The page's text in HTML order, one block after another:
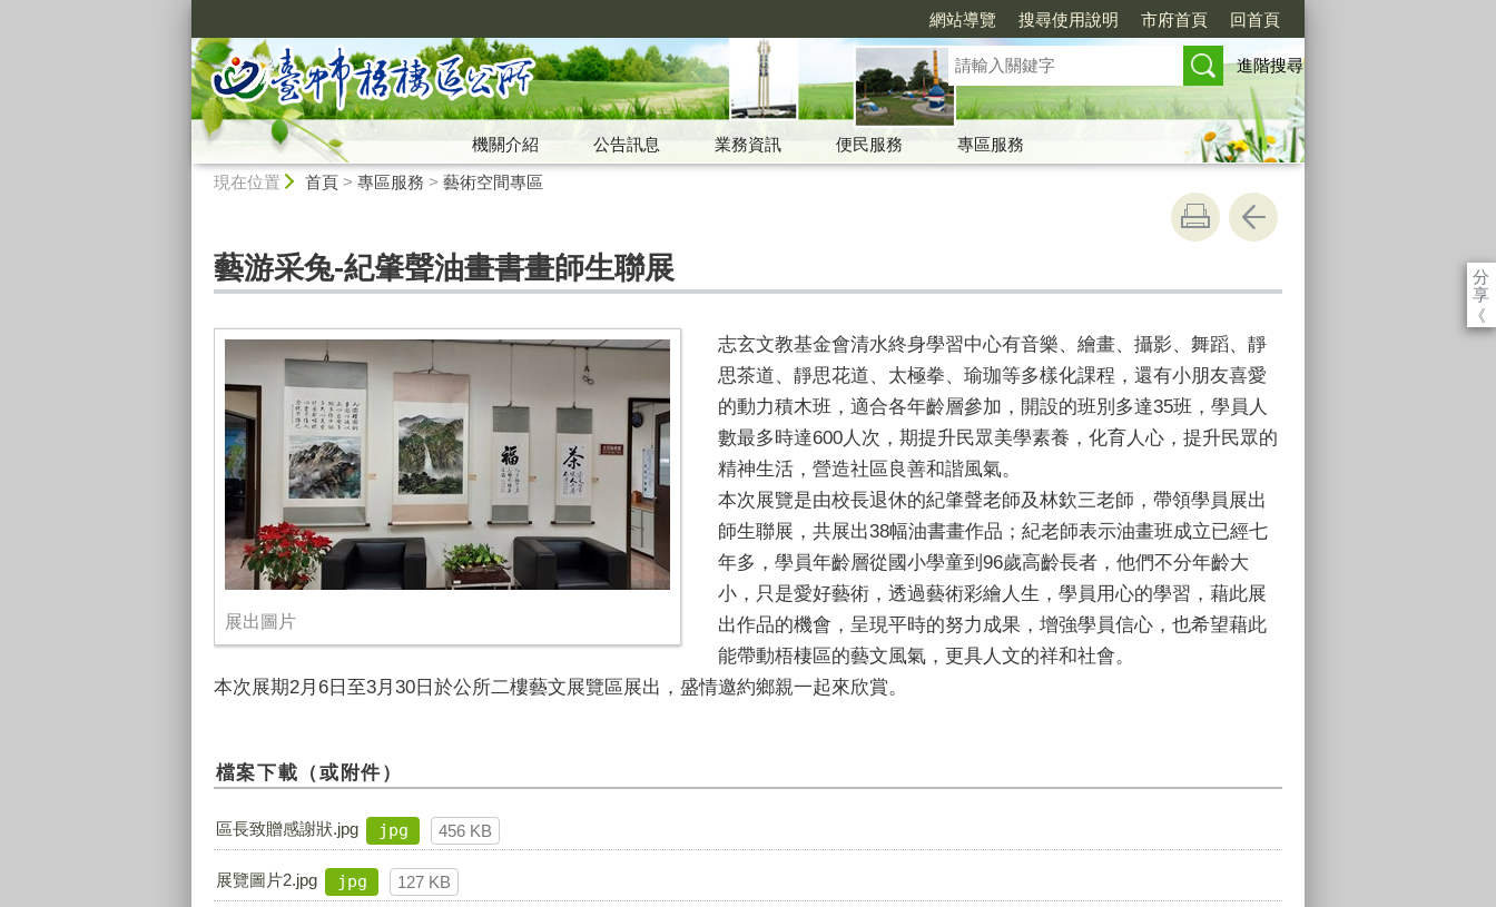
網站導覽 搜尋使用說明 市府首頁 回首頁
進階搜尋
機關介紹 公告訊息 業務資訊 便民服務
專區服務
現在位置 首頁> 專區服務 > 藝術空間專區
分
享
《
藝游采兔-紀肇聲油畫書畫師生聯展
展出圖片
志玄文教基金會清水終身學習中心有音樂、繪畫、攝影、舞蹈、靜
思茶道、靜思花道、太極拳、瑜珈等多樣化課程，還有小朋友喜愛
的動力積木班，適合各年齡層參加，開設的班別多達35班，學員人
數最多時達600人次，期提升民眾美學素養，化育人心，提升民眾的
精神生活，營造社區良善和諧風氣。
本次展覽是由校長退休的紀肇聲老師及林欽三老師，帶領學員展出
師生聯展，共展出38幅油書畫作品；紀老師表示油畫班成立已經七
年多，學員年齡層從國小學童到96歲高齡長者，他們不分年齡大
小，只是愛好藝術，透過藝術彩繪人生，學員用心的學習，藉此展
出作品的機會，呈現平時的努力成果，增強學員信心，也希望藉此
能帶動梧棲區的藝文風氣，更具人文的祥和社會。
本次展期2月6日至3月30日於公所二樓藝文展覽區展出，盛情邀約鄉親一起來欣賞。
檔案下載（或附件）
區長致贈感謝狀.jpg jpg 456 KB
展覽圖片2.jpg jpg 127 KB